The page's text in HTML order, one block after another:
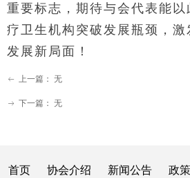
重要标志，期待与会代表能
疗卫生机构突破发展瓶颈，
发展新局面！
ꂃ 上一篇： 无
ꁹ 下一篇： 无
首页 协会介绍 新闻公告 政